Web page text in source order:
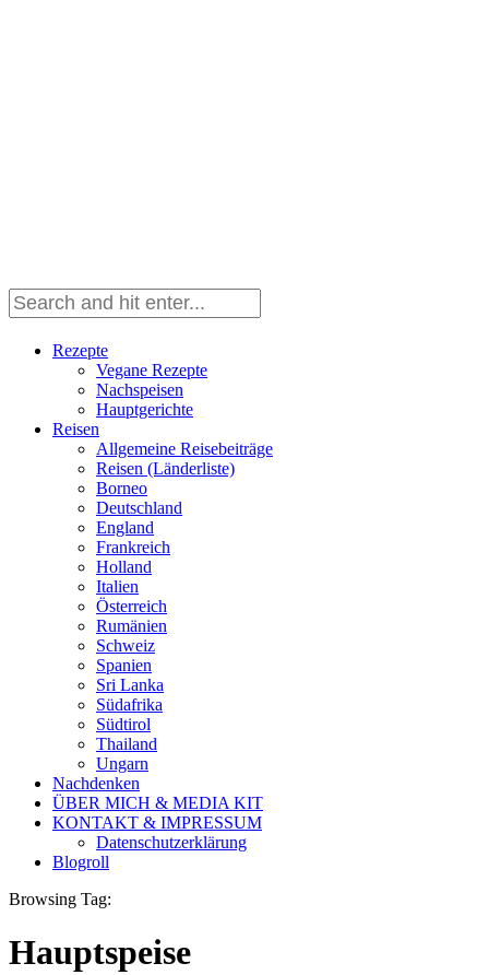
Rezepte
Vegane Rezepte
Nachspeisen
Hauptgerichte
Reisen
Allgemeine Reisebeiträge
Reisen (Länderliste)
Borneo
Deutschland
England
Frankreich
Holland
Italien
Österreich
Rumänien
Schweiz
Spanien
Sri Lanka
Südafrika
Südtirol
Thailand
Ungarn
Nachdenken
ÜBER MICH & MEDIA KIT
KONTAKT & IMPRESSUM
Datenschutzerklärung
Blogroll
Browsing Tag:
Hauptspeise